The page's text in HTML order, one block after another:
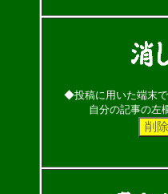
◆投稿に用いた端末で
自分の記事の左